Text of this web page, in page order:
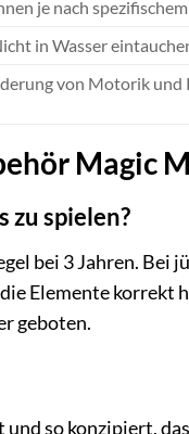
je nach spezifischem
in Wasser
von Motorik
Magic
zu spielen?
bei 3 Jahren. Bei
Elemente korrekt
geboten.
so konzipiert,